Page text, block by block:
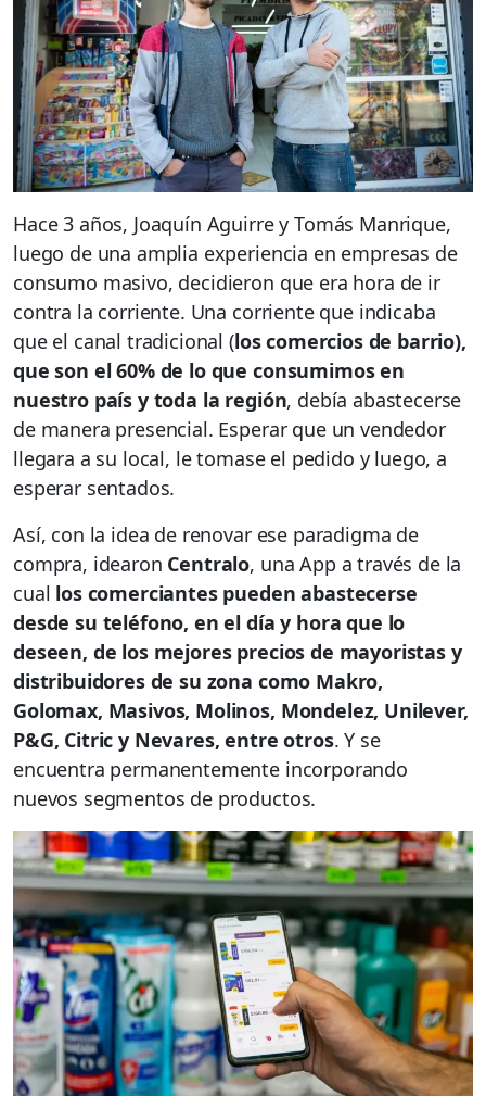
Hace 3 años, Joaquín Aguirre y Tomás Manrique,
luego de una amplia experiencia en empresas de
consumo masivo, decidieron que era hora de ir
contra la corriente. Una corriente que indicaba
que el canal tradicional (los comercios de barrio),
que son el 60% de lo que consumimos en
nuestro país y toda la región, debía abastecerse
de manera presencial. Esperar que un vendedor
llegara a su local, le tomase el pedido y luego, a
esperar sentados.
Así, con la idea de renovar ese paradigma de
compra, idearon Centralo, una App a través de la
cual los comerciantes pueden abastecerse
desde su teléfono, en el día y hora que lo
deseen, de los mejores precios de mayoristas y
distribuidores de su zona como Makro,
Golomax, Masivos, Molinos, Mondelez, Unilever,
P&G, Citric y Nevares, entre otros. Y se
encuentra permanentemente incorporando
nuevos segmentos de productos.